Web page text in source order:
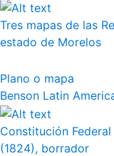
Tres mapas de las
estado de Morelos
Plano o mapa
Benson Latin
Constitución
(1824), borrador